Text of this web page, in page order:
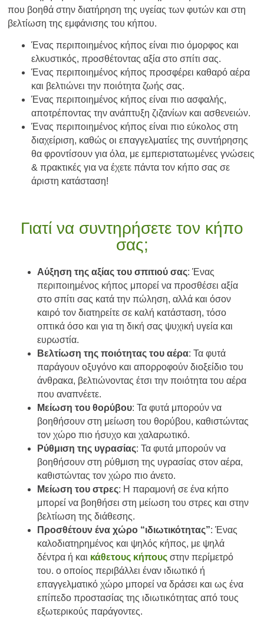
που βοηθά στην διατήρηση της υγείας των φυτών και στη
βελτίωση της εμφάνισης του κήπου.
Ένας περιποιημένος κήπος είναι πιο όμορφος και
ελκυστικός, προσθέτοντας αξία στο σπίτι σας.
Ένας περιποιημένος κήπος προσφέρει καθαρό αέρα
και βελτιώνει την ποιότητα ζωής σας.
Ένας περιποιημένος κήπος είναι πιο ασφαλής,
αποτρέποντας την ανάπτυξη ζιζανίων και ασθενειών.
Ένας περιποιημένος κήπος είναι πιο εύκολος στη
διαχείριση, καθώς οι επαγγελματίες της συντήρησης
θα φροντίσουν για όλα, με εμπεριστατωμένες γνώσεις
& πρακτικές για να έχετε πάντα τον κήπο σας σε
άριστη κατάσταση!
Γιατί να συντηρήσετε τον κήπο
σας;
Αύξηση της αξίας του σπιτιού σας: Ένας
περιποιημένος κήπος μπορεί να προσθέσει αξία
στο σπίτι σας κατά την πώληση, αλλά και όσον
καιρό τον διατηρείτε σε καλή κατάσταση, τόσο
οπτικά όσο και για τη δική σας ψυχική υγεία και
ευρωστία.
Βελτίωση της ποιότητας του αέρα: Τα φυτά
παράγουν οξυγόνο και απορροφούν διοξείδιο του
άνθρακα, βελτιώνοντας έτσι την ποιότητα του αέρα
που αναπνέετε.
Μείωση του θορύβου: Τα φυτά μπορούν να
βοηθήσουν στη μείωση του θορύβου, καθιστώντας
τον χώρο πιο ήσυχο και χαλαρωτικό.
Ρύθμιση της υγρασίας: Τα φυτά μπορούν να
βοηθήσουν στη ρύθμιση της υγρασίας στον αέρα,
καθιστώντας τον χώρο πιο άνετο.
Μείωση του στρες: Η παραμονή σε ένα κήπο
μπορεί να βοηθήσει στη μείωση του στρες και στην
βελτίωση της διάθεσης.
Προσθέτουν ένα χώρο “ιδιωτικότητας”: Ένας
καλοδιατηρημένος και ψηλός κήπος, με ψηλά
δέντρα ή και κάθετους κήπους στην περίμετρό
του. ο οποίος περιβάλλει έναν ιδιωτικό ή
επαγγελματικό χώρο μπορεί να δράσει και ως ένα
επίπεδο προστασίας της ιδιωτικότητας από τους
εξωτερικούς παράγοντες.